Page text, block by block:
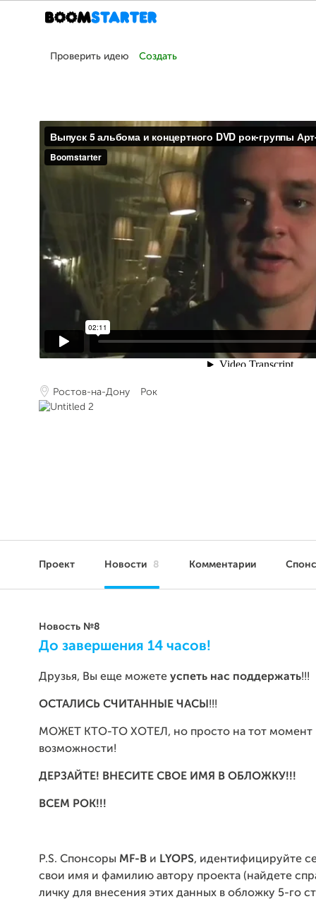
Проверить идею Создать
Ростов-на-Дону Рок
Проект Новости 8 Комментарии
Новость №8
До завершения 14 часов!
Друзья, Вы еще можете успеть нас поддержать!!!
ОСТАЛИСЬ СЧИТАННЫЕ ЧАСЫ !!!
МОЖЕТ КТО-ТО ХОТЕЛ, но просто на тот момент
возможности!
ДЕРЗАЙТЕ! ВНЕСИТЕ СВОЕ ИМЯ В ОБЛОЖКУ!!!
ВСЕМ РОК!!!
P.S. Спонсоры MF-B и LYOPS, идентифицируйте
свои имя и фамилию автору проекта (найдете
личку для внесения этих данных в обложку 5-го